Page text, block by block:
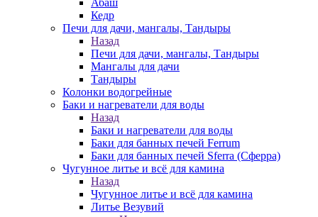
Абаш
Кедр
Печи для дачи, мангалы, Тандыры
Назад
Печи для дачи, мангалы, Тандыры
Мангалы для дачи
Тандыры
Колонки водогрейные
Баки и нагреватели для воды
Назад
Баки и нагреватели для воды
Баки для банных печей Ferrum
Баки для банных печей Sferra (Сферра)
Чугунное литье и всё для камина
Назад
Чугунное литье и всё для камина
Литье Везувий